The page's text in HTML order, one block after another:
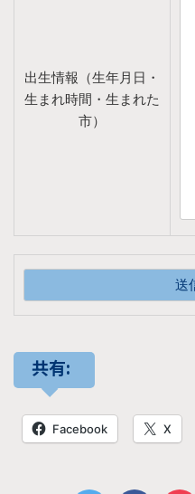
出生情報（生年月日・
生まれ時間・生まれた
市）
共有:
Facebook X